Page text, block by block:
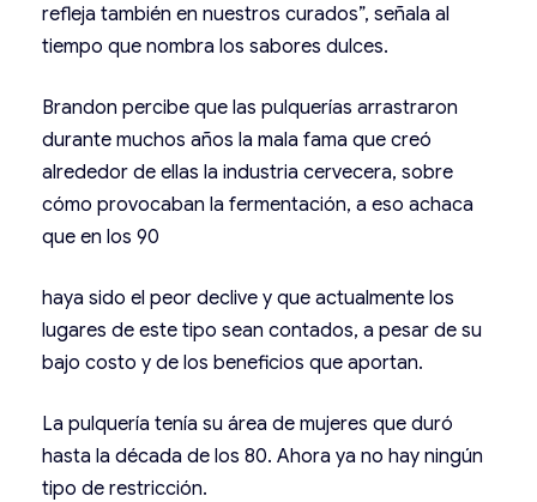
refleja también en nuestros curados”, señala al
tiempo que nombra los sabores dulces.
Brandon percibe que las pulquerías arrastraron
durante muchos años la mala fama que creó
alrededor de ellas la industria cervecera, sobre
cómo provocaban la fermentación, a eso achaca
que en los 90
haya sido el peor declive y que actualmente los
lugares de este tipo sean contados, a pesar de su
bajo costo y de los beneficios que aportan.
La pulquería tenía su área de mujeres que duró
hasta la década de los 80. Ahora ya no hay ningún
tipo de restricción.